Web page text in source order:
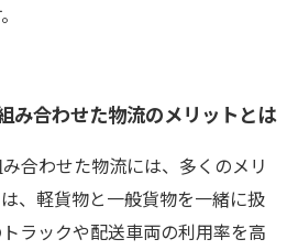
み合わせた物流のメリットとは
合わせた物流には、多くのメリ
、軽貨物と一般貨物を一緒に扱
ラックや配送車両の利用率を高